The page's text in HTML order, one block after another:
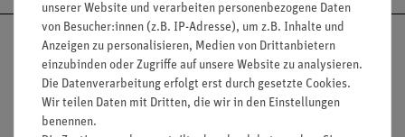
Nach oben
unserer Website und verarbeiten personenbezogene Daten
von Besucher:innen (z.B. IP-Adresse), um z.B. Inhalte und
Anzeigen zu personalisieren, Medien von Drittanbietern
einzubinden oder Zugriffe auf unsere Website zu analysieren.
Die Datenverarbeitung erfolgt erst durch gesetzte Cookies.
Wir teilen Daten mit Dritten, die wir in den Einstellungen
benennen.